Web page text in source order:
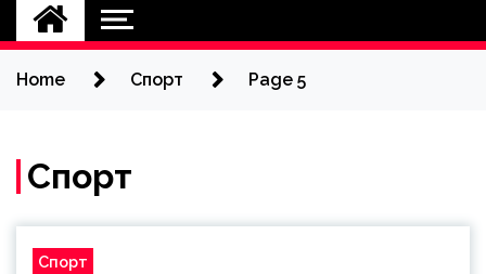
Home Спорт Page 5
Спорт
Спорт